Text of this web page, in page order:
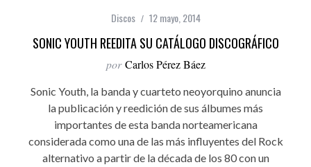
Discos 12 mayo, 2014
SONIC YOUTH REEDITA SU CATÁLOGO DISCOGRÁFICO
por Carlos Pérez Báez
Sonic Youth, la banda y cuarteto neoyorquino anuncia
la publicación y reedición de sus álbumes más
importantes de esta banda norteamericana
considerada como una de las más influyentes del Rock
alternativo a partir de la década de los 80 con un